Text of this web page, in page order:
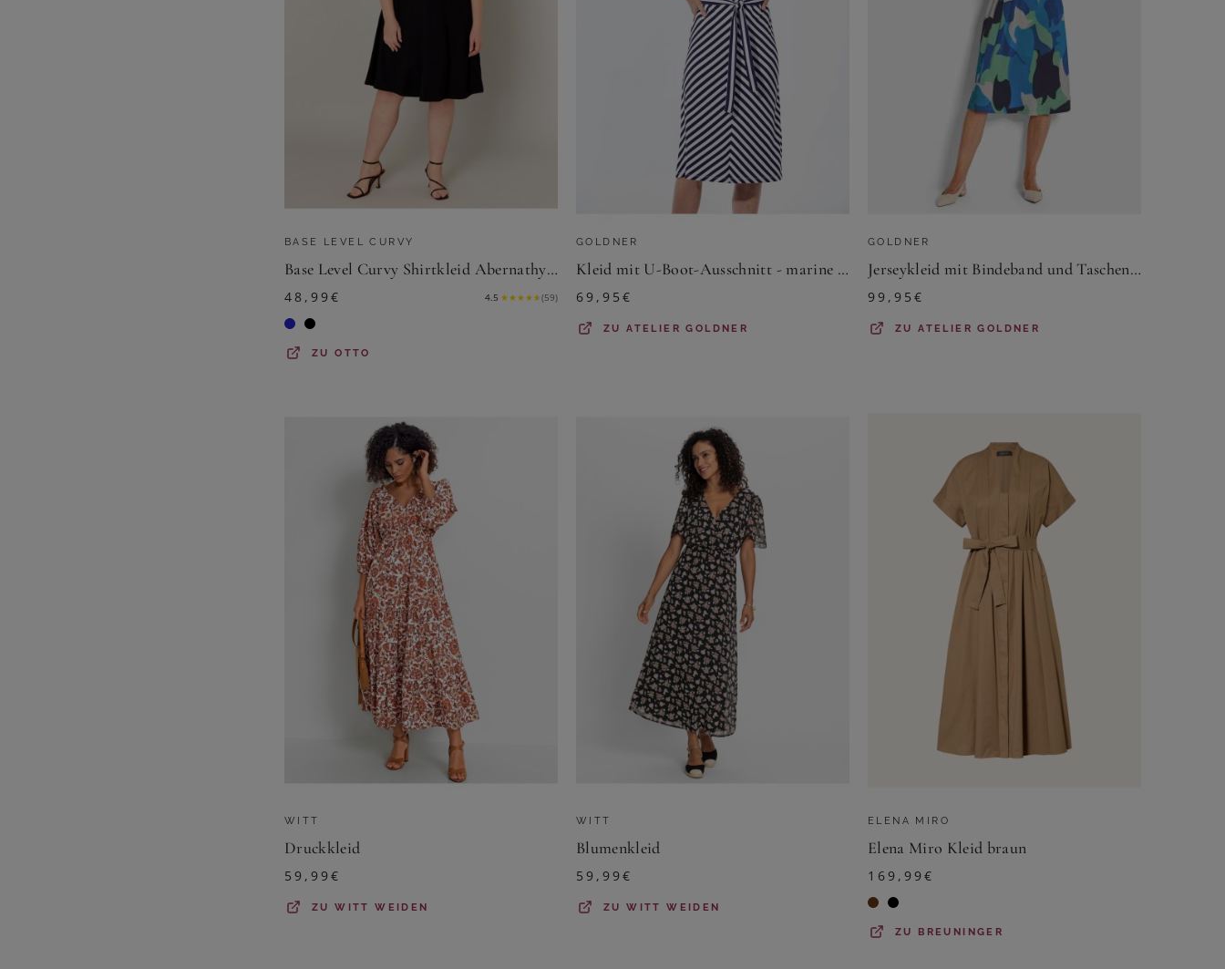
BASE LEVEL CURVY
Base Level Curvy Shirtkleid Abernathy Sommerkleid In leicht ausgestellter Form
48,99€ 4.5 ★★★★★ (59)
ZUOTTO
GOLDNER
Kleid mit U-Boot-Ausschnitt - marine / weiß / gemustert - Gr. 23 von Goldner Fashion
69,95€
ZUATELIER GOLDNER
GOLDNER
Jerseykleid mit Bindeband und Taschen - blau / grün / gemustert - Gr. 24 von Goldner Fashion
99,95€
ZUATELIER GOLDNER
WITT
Druckkleid
59,99€
ZUWITT WEIDEN
WITT
Blumenkleid
59,99€
ZUWITT WEIDEN
ELENA MIRO
Elena Miro Kleid braun
169,99€
ZU BREUNINGER